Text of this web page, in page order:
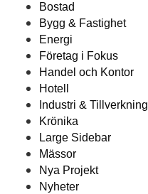
Bostad
Bygg & Fastighet
Energi
Företag i Fokus
Handel och Kontor
Hotell
Industri & Tillverkning
Krönika
Large Sidebar
Mässor
Nya Projekt
Nyheter